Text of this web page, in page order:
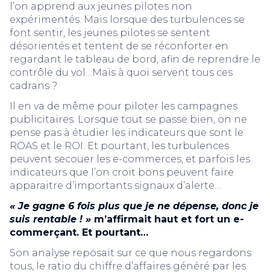
l’on apprend aux jeunes pilotes non
expérimentés. Mais lorsque des turbulences se
font sentir, les jeunes pilotes se sentent
désorientés et tentent de se réconforter en
regardant le tableau de bord, afin de reprendre le
contrôle du vol…Mais à quoi servent tous ces
cadrans ?
Il en va de même pour piloter les campagnes
publicitaires. Lorsque tout se passe bien, on ne
pense pas à étudier les indicateurs que sont le
ROAS et le ROI. Et pourtant, les turbulences
peuvent secouer les e-commerces, et parfois les
indicateurs que l’on croit bons peuvent faire
apparaitre d’importants signaux d’alerte…
« Je gagne 6 fois plus que je ne dépense, donc je
suis rentable ! » m’affirmait haut et fort un e-
commerçant. Et pourtant…
Son analyse reposait sur ce que nous regardons
tous, le ratio du chiffre d’affaires généré par les